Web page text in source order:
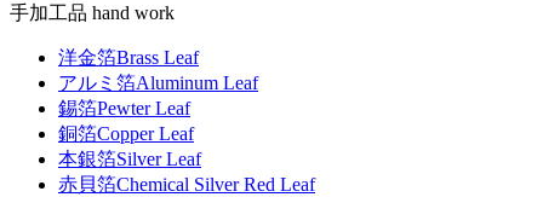
手加工品 hand work
洋金箔Brass Leaf
アルミ箔Aluminum Leaf
錫箔Pewter Leaf
銅箔Copper Leaf
本銀箔Silver Leaf
赤貝箔Chemical Silver Red Leaf